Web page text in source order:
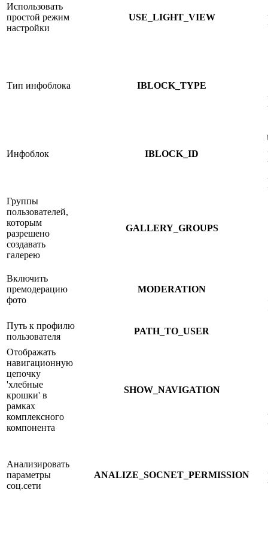
Использовать
простой режим
настройки
USE_LIGHT_VIEW
Тип инфоблока IBLOCK_TYPE
Инфоблок IBLOCK_ID
Группы
пользователей,
которым
разрешено
создавать
галерею
GALLERY_GROUPS
Включить
премодерацию
фото
MODERATION
Путь к профилю
пользователя
PATH_TO_USER
Отображать
навигационную
цепочку
'хлебные
крошки' в
рамках
комплексного
компонента
SHOW_NAVIGATION
Анализировать
параметры
соц.сети
ANALIZE_SOCNET_PERMISSION